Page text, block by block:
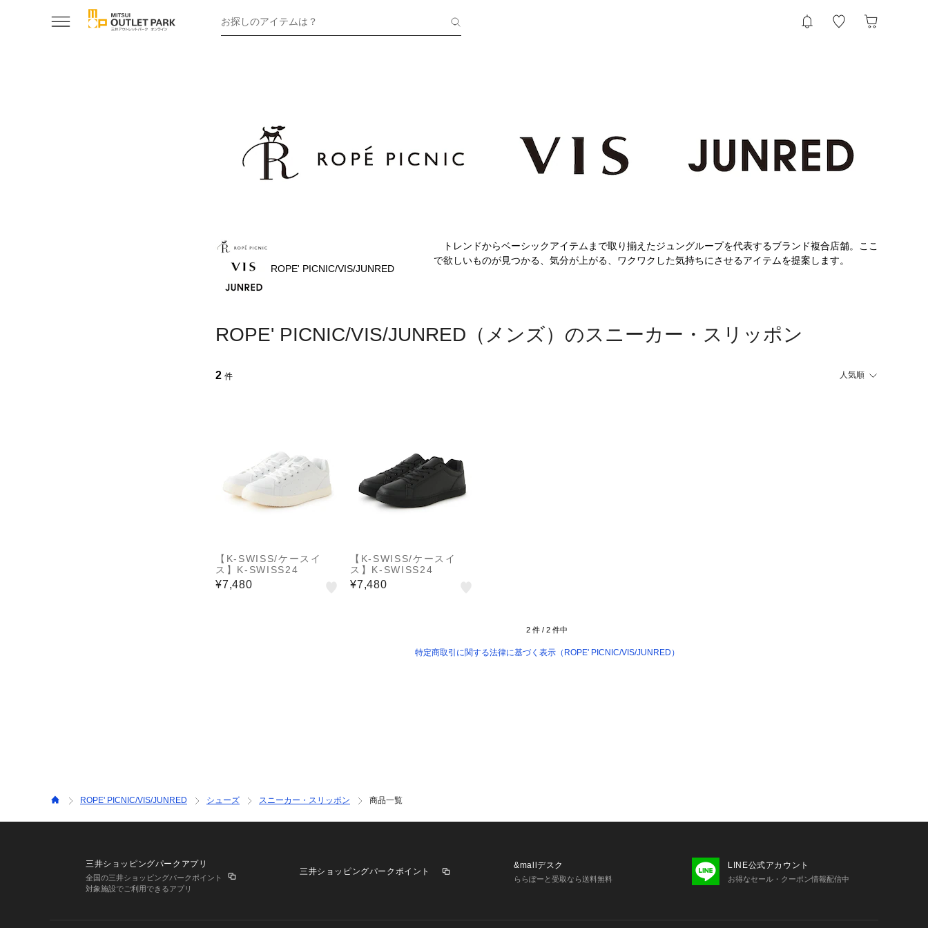
お探しのアイテムは？
ROPE' PICNIC/VIS/JUNRED
トレンドからベーシックアイテムまで取り揃えたジュングループを代表するブランド複合店舗。ここ
で欲しいものが見つかる、気分が上がる、ワクワクした気持ちにさせるアイテムを提案します。
ROPE' PICNIC/VIS/JUNRED（メンズ）のスニーカー・スリッポン
2 件 人気順
【K-SWISS/ケースイ
ス】K-SWISS24
¥7,480
【K-SWISS/ケースイ
ス】K-SWISS24
¥7,480
2 件 / 2 件中
特定商取引に関する法律に基づく表示（ROPE' PICNIC/VIS/JUNRED）
ROPE' PICNIC/VIS/JUNRED シューズ スニーカー・スリッポン 商品一覧
三井ショッピングパークアプリ
全国の三井ショッピングパークポイント
対象施設でご利用できるアプリ
三井ショッピングパークポイント
&mallデスク
ららぽーと受取なら送料無料
LINE公式アカウント
お得なセール・クーポン情報配信中